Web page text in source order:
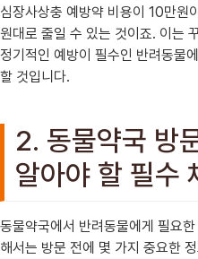
심장사상충 예방약 비용이 10만
원대로 줄일 수 있는 것이죠. 이는
정기적인 예방이 필수인 반려동물
할 것입니다.
2. 동물약국 방
알아야 할 필수
동물약국에서 반려동물에게 필요
해서는 방문 전에 몇 가지 중요한